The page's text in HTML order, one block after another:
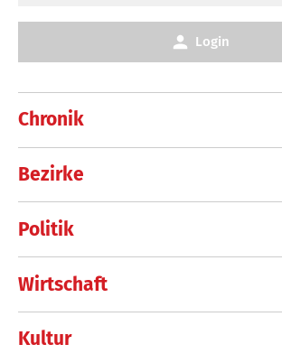
Chronik
Bezirke
Politik
Wirtschaft
Kultur
Login